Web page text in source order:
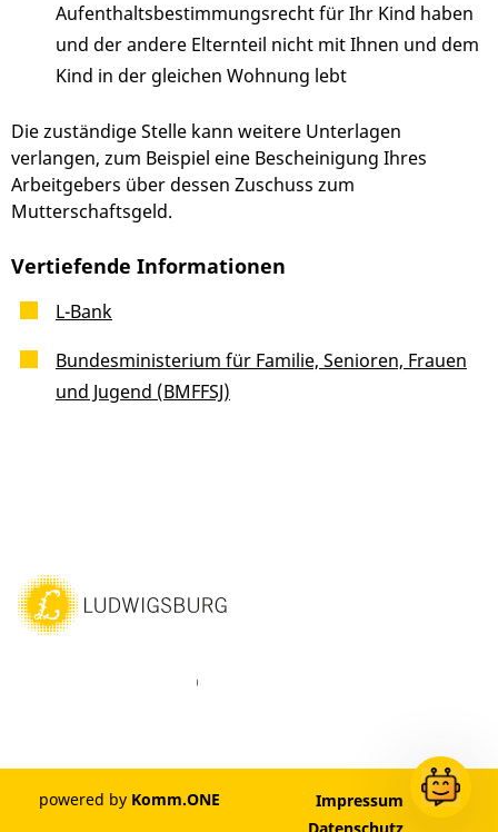
Aufenthaltsbestimmungsrecht für Ihr Kind haben
und der andere Elternteil nicht mit Ihnen und dem
Kind in der gleichen Wohnung lebt
Die zuständige Stelle kann weitere Unterlagen
verlangen, zum Beispiel eine Bescheinigung Ihres
Arbeitgebers über dessen Zuschuss zum
Mutterschaftsgeld.
Vertiefende Informationen
L-Bank
Bundesministerium für Familie, Senioren, Frauen
und Jugend (BMFFSJ)
LinkedIn
powered by Komm.ONE
Impressum